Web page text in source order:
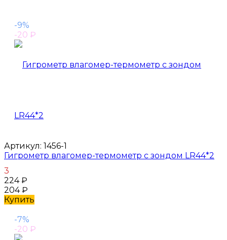
-9%
-20 ₽
Артикул: 1456-1
Гигрометр влагомер-термометр с зондом LR44*2
3
224₽
204₽
Купить
-7%
-20 ₽